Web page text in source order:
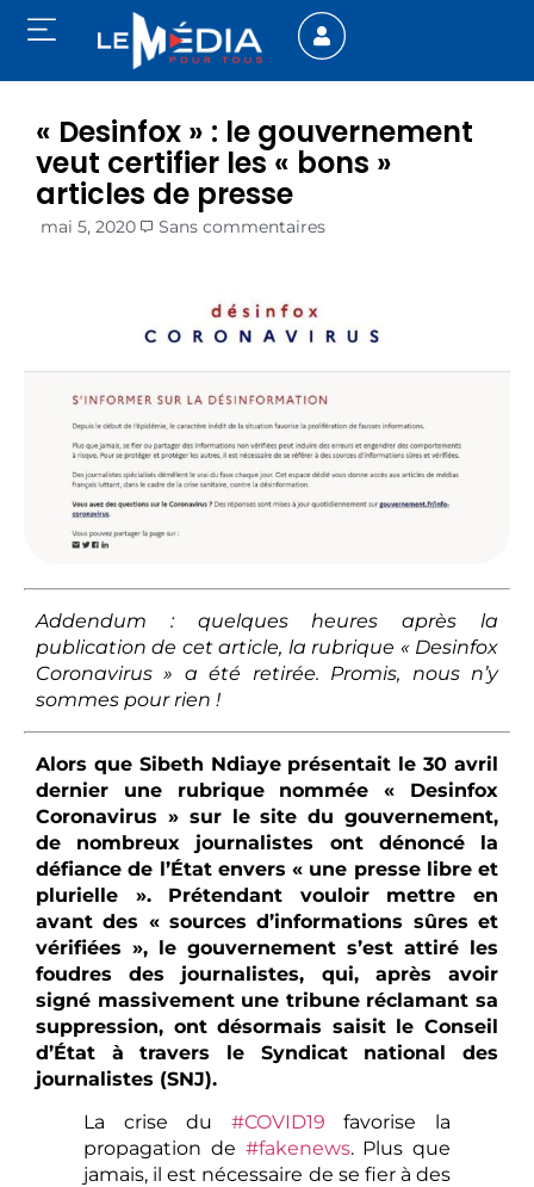
« Desinfox » : le gouvernement
veut certifier les « bons »
articles de presse
mai 5, 2020 Sans commentaires
Addendum : quelques heures après la
publication de cet article, la rubrique « Desinfox
Coronavirus » a été retirée. Promis, nous n’y
sommes pour rien !
Alors que Sibeth Ndiaye présentait le 30 avril
dernier une rubrique nommée « Desinfox
Coronavirus » sur le site du gouvernement,
de nombreux journalistes ont dénoncé la
défiance de l’État envers « une presse libre et
plurielle ». Prétendant vouloir mettre en
avant des « sources d’informations sûres et
vérifiées », le gouvernement s’est attiré les
foudres des journalistes, qui, après avoir
signé massivement une tribune réclamant sa
suppression, ont désormais saisit le Conseil
d’État à travers le Syndicat national des
journalistes (SNJ).
La crise du #COVID19 favorise la
propagation de #fakenews. Plus que
jamais, il est nécessaire de se fier à des